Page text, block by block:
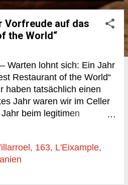
Vorfreude auf das
the World“
Warten lohnt sich: Ein Jahr
Restaurant of the World“
haben tatsächlich einen
Jahr waren wir im Celler
beim legitimen
zu bekommen. Fast
schon normal, wenn man
das 2023 (und damit für
163, L'Eixample,